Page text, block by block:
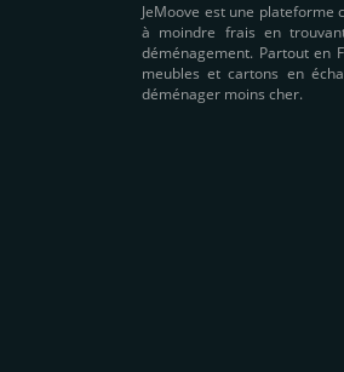
JeMoove est une plateforme
à moindre frais en
déménagement. Partout en
meubles et cartons en
déménager moins cher.